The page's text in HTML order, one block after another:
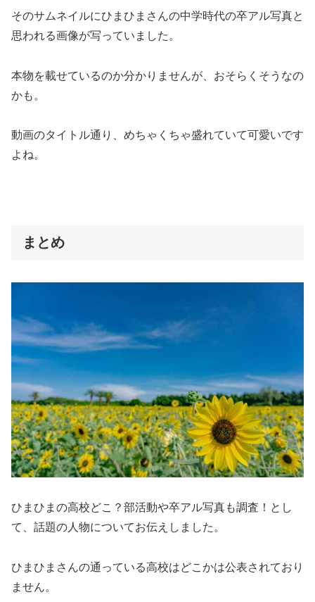
そのサムネイルにひまひまさんの中学時代の卒アル写真と
思われる画像が写っていました。
本物を載せているのか分かりませんが、おそらくそうなの
かも。
動画のタイトル通り、めちゃくちゃ盛れていて可愛いです
よね。
まとめ
ひまひまの高校どこ？部活動や卒アル写真も調査！とし
て、話題の人物についてお伝えしました。
ひまひまさんの通っている高校はどこかは公表されており
ません。